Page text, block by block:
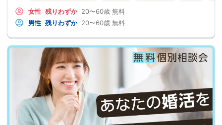
女性 残りわずか 20〜60歳 無料
男性 残りわずか 20〜60歳 無料